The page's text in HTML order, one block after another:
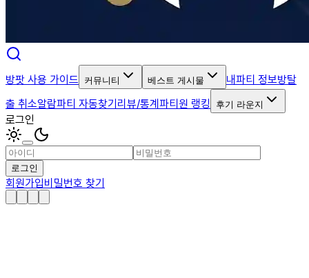
방팟 사용 가이드 커뮤니티 베스트 게시물 내파티 정보방탈
출 취소알람파티 자동찾기리뷰/통계파티원 랭킹 후기 라운지
로그인
로그인
회원가입비밀번호 찾기